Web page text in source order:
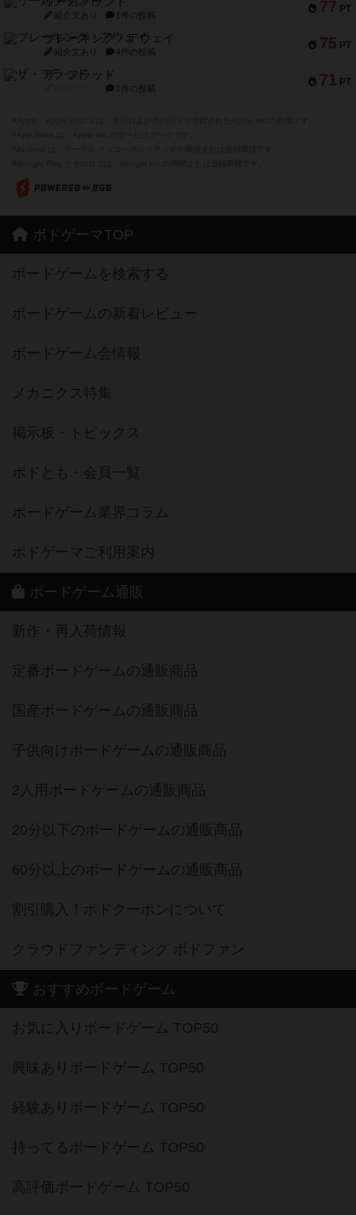
77 PT
紹介文あり 1件の投稿
75 PT
ブレーキング・アウェイ
紹介文あり 4件の投稿
71 PT
ザ・フラッド
1件の投稿
ボドゲーマTOP
ボードゲームを検索する
ボードゲームの新着レビュー
ボードゲーム会情報
メカニクス特集
掲示板・トピックス
ボドとも・会員一覧
ボードゲーム業界コラム
ボドゲーマご利用案内
ボードゲーム通販
新作・再入荷情報
定番ボードゲームの通販商品
国産ボードゲームの通販商品
子供向けボードゲームの通販商品
2人用ボードゲームの通販商品
20分以下のボードゲームの通販商品
60分以上のボードゲームの通販商品
割引購入！ボドクーポンについて
クラウドファンディング ボドファン
おすすめボードゲーム
お気に入りボードゲーム TOP50
興味ありボードゲーム TOP50
経験ありボードゲーム TOP50
持ってるボードゲーム TOP50
高評価ボードゲーム TOP50